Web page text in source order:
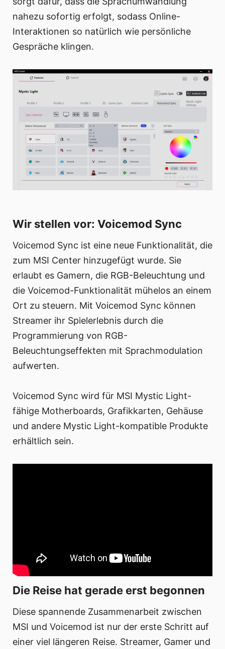
nahezu sofortig erfolgt, sodass Online-
Interaktionen so natürlich wie persönliche
Gespräche klingen.
Wir stellen vor: Voicemod Sync
Voicemod Sync ist eine neue Funktionalität, die
zum MSI Center hinzugefügt wurde. Sie
erlaubt es Gamern, die RGB-Beleuchtung und
die Voicemod-Funktionalität mühelos an einem
Ort zu steuern. Mit Voicemod Sync können
Streamer ihr Spielerlebnis durch die
Programmierung von RGB-
Beleuchtungseffekten mit Sprachmodulation
aufwerten.
Voicemod Sync wird für MSI Mystic Light-
fähige Motherboards, Grafikkarten, Gehäuse
und andere Mystic Light-kompatible Produkte
erhältlich sein.
Die Reise hat gerade erst begonnen
Diese spannende Zusammenarbeit zwischen
MSI und Voicemod ist nur der erste Schritt auf
einer viel längeren Reise. Streamer, Gamer und